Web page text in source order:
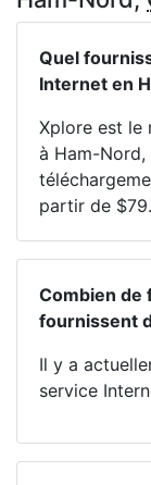
Quel
Internet en
Xplore est le
à Ham-Nord,
partir de
Combien de
fournissent
Il y a
service